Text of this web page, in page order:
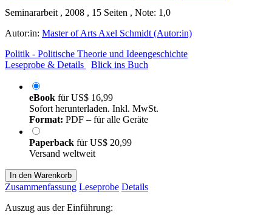
Seminararbeit , 2008 , 15 Seiten , Note: 1,0
Autor:in: Master of Arts Axel Schmidt (Autor:in)
Politik - Politische Theorie und Ideengeschichte
Leseprobe & Details
Blick ins Buch
eBook fürUS$ 16,99
Sofort herunterladen. Inkl. MwSt.
Format: PDF – für alle Geräte
Paperback fürUS$ 20,99
Versand weltweit
In den Warenkorb
Zusammenfassung Leseprobe Details
Auszug aus der Einführung: